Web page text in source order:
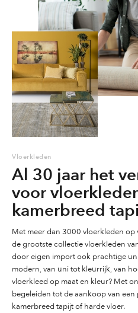
de
productpagina
op
de
Vloerkleden
Al 30 jaar het
voor
kamerbreed
Met meer dan 3000 vloerkleden
de grootste collectie vloerkleden
door eigen import ook prachtige
modern, van uni tot kleurrijk, van
vloerkleed op maat en kleur? Met
begeleiden tot de aankoop van
kamerbreed tapijt of harde vloer.